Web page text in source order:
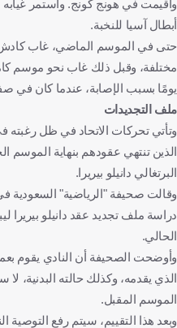
وأقيمت في هونج كونج. واستمر
أبطال آسيا للنخبة.
يومًا بسبب الإصابة، عندما كان في
ملف التجديدات
وتأتي تحركات الاتحاد في ظل
الذين تنتهي عقودهم بنهاية الموسم
البرتغالي دانيلو بيريرا.
وقالت صحيفة "الرياضية" السعودية
دراسة ملف تجديد عقد دانيلو بيريرا
الحالي.
وأوضحت الصحيفة أن النادي يقوم
الموسم المقبل.
وبعد هذا التقييم، سيتم رفع التوصية